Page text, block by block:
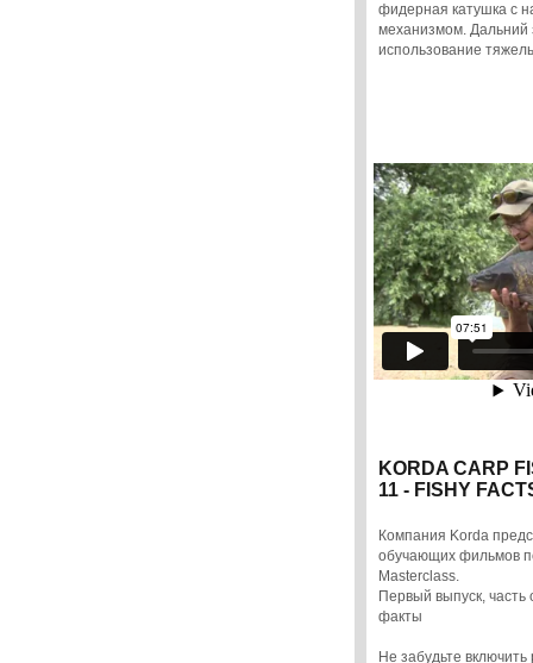
фидерная катушка с
механизмом. Дальний
использование
KORDA CARP
11 - FISHY
Компания Korda
обучающих фильмов
Masterclass.
Первый выпуск,
факты
Не забудьте включить